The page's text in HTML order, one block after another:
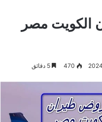
الكويت مصر
470